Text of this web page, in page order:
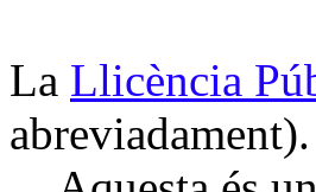
La Llicència
abreviadament).